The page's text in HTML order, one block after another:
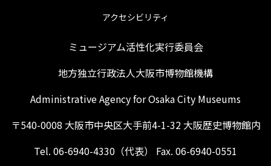
アクセシビリティ
ミュージアム活性化実行委員会
地方独立行政法人大阪市博物館機構
Administrative Agency for Osaka City Museums
〒540-0008 大阪市中央区大手前4-1-32 大阪歴史博物館内
Tel. 06-6940-4330（代表） Fax. 06-6940-0551